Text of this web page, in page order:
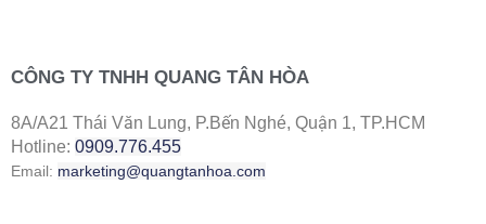
CÔNG TY TNHH QUANG TÂN HÒA
8A/A21 Thái Văn Lung, P.Bến Nghé, Quận 1, TP.HCM
Hotline: 0909.776.455
Email: marketing@quangtanhoa.com